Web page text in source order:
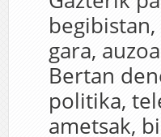
gara,
Bertan
politika,
ametsak,